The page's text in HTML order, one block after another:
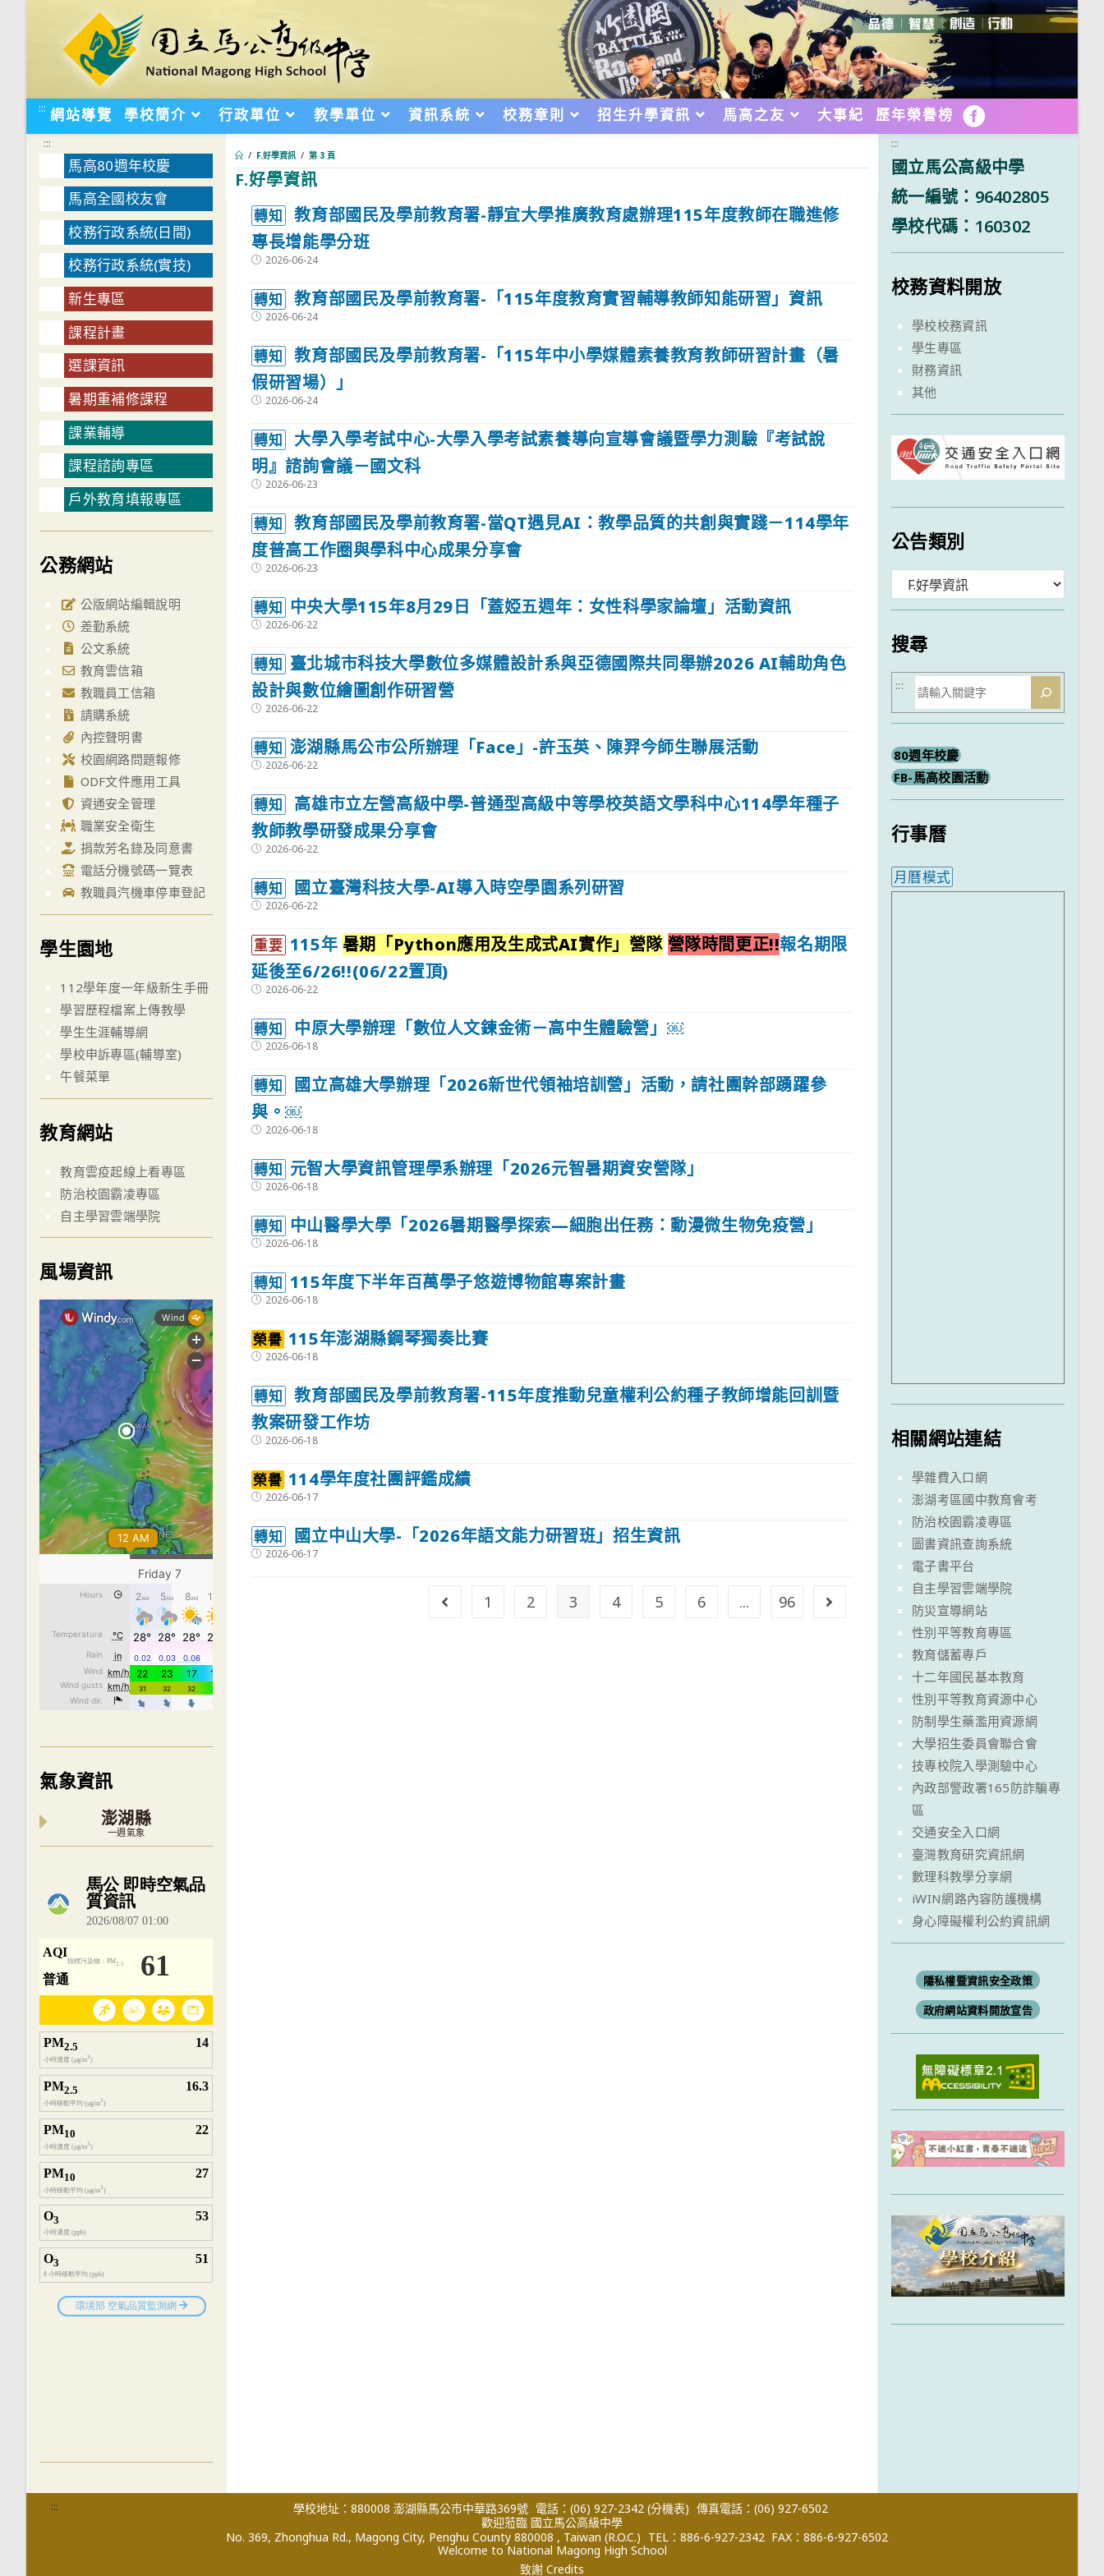
::: 網站導覽 學校簡介 行政單位 教學單位 資訊系統 校務章則 招生升學資訊 馬高之友 大事紀 歷年榮譽榜 FB
F.好學資訊
/ F.好學資訊 / 第 3 頁
轉知
教育部國民及學前教育署-靜宜大學推廣教育處辦理115年度教師在職進修
專長增能學分班
Post2026-06-24
轉知 教育部國民及學前教育署-「115年度教育實習輔導教師知能研習」資訊
Post2026-06-24
轉知
教育部國民及學前教育署-「115年中小學媒體素養教育教師研習計畫（暑
假研習場）」
Post2026-06-24
轉知
大學入學考試中心-大學入學考試素養導向宣導會議暨學力測驗『考試說
明』諮詢會議－國文科
Post2026-06-23
轉知
教育部國民及學前教育署-當QT遇見AI：教學品質的共創與實踐－114學年
度普高工作圈與學科中心成果分享會
Post2026-06-23
轉知 中央大學115年8月29日「蓋婭五週年：女性科學家論壇」活動資訊
Post2026-06-22
轉知 臺北城市科技大學數位多媒體設計系與亞德國際共同舉辦2026 AI輔助角色
設計與數位繪圖創作研習營
Post2026-06-22
轉知 澎湖縣馬公市公所辦理「Face」-許玉英、陳羿今師生聯展活動
Post2026-06-22
轉知
高雄市立左營高級中學-普通型高級中等學校英語文學科中心114學年種子
教師教學研發成果分享會
Post2026-06-22
轉知 國立臺灣科技大學-AI導入時空學園系列研習
Post2026-06-22
重要 115年 暑期「Python應用及生成式AI實作」營隊 營隊時間更正!!報名期限
延後至6/26!!(06/22置頂)
Post2026-06-22
轉知 中原大學辦理「數位人文鍊金術－高中生體驗營」￼
Post2026-06-18
轉知
國立高雄大學辦理「2026新世代領袖培訓營」活動，請社團幹部踴躍參
與。￼
Post2026-06-18
轉知 元智大學資訊管理學系辦理「2026元智暑期資安營隊」
Post2026-06-18
轉知 中山醫學大學「2026暑期醫學探索—細胞出任務：動漫微生物免疫營」
Post2026-06-18
轉知 115年度下半年百萬學子悠遊博物館專案計畫
Post2026-06-18
榮譽 115年澎湖縣鋼琴獨奏比賽
Post2026-06-18
轉知
教育部國民及學前教育署-115年度推動兒童權利公約種子教師增能回訓暨
教案研發工作坊
Post2026-06-18
榮譽 114學年度社團評鑑成績
Post2026-06-17
轉知 國立中山大學-「2026年語文能力研習班」招生資訊
Post2026-06-17
Go to the previous page
1 2 3 4 5 6 ... 96 Go to the next page
:::
馬高80週年校慶
馬高全國校友會
校務行政系統(日間)
校務行政系統(實技)
新生專區
課程計畫
選課資訊
暑期重補修課程
課業輔導
課程諮詢專區
戶外教育填報專區
公務網站
公版網站編輯說明
差勤系統
公文系統
教育雲信箱
教職員工信箱
請購系統
內控聲明書
校園網路問題報修
ODF文件應用工具
資通安全管理
職業安全衛生
捐款芳名錄及同意書
電話分機號碼一覽表
教職員汽機車停車登記
學生園地
112學年度一年級新生手冊
學習歷程檔案上傳教學
學生生涯輔導網
學校申訴專區(輔導室)
午餐菜單
教育網站
教育雲疫起線上看專區
防治校園霸凌專區
自主學習雲端學院
風場資訊
氣象資訊
澎湖縣
一週氣象
內嵌空氣品質小工具為視覺預覽，完整即時空氣品質資料請開啟
:::
國立馬公高級中學
統一編號：96402805
學校代碼：160302
校務資料開放
學校校務資訊
學生專區
財務資訊
其他
公告類別
類
搜尋
搜
尋
:::
80週年校慶
FB-馬高校園活動
行事曆
月曆模式
相關網站連結
學雜費入口網
澎湖考區國中教育會考
防治校園霸凌專區
圖書資訊查詢系統
電子書平台
自主學習雲端學院
防災宣導網站
性別平等教育專區
教育儲蓄專戶
十二年國民基本教育
性別平等教育資源中心
防制學生藥濫用資源網
大學招生委員會聯合會
技專校院入學測驗中心
內政部警政署165防詐騙專
區
交通安全入口網
臺灣教育研究資訊網
數理科教學分享網
iWIN網路內容防護機構
身心障礙權利公約資訊網
隱私權暨資訊安全政策
政府網站資料開放宣告
::: 學校地址：880008 澎湖縣馬公市中華路369號 電話：(06) 927-2342 (分機表) 傳真電話：(06) 927-6502
歡迎蒞臨 國立馬公高級中學
No. 369, Zhonghua Rd., Magong City, Penghu County 880008 , Taiwan (R.O.C.) TEL：886-6-927-2342 FAX：886-6-927-6502
Welcome to National Magong High School
致謝 Credits